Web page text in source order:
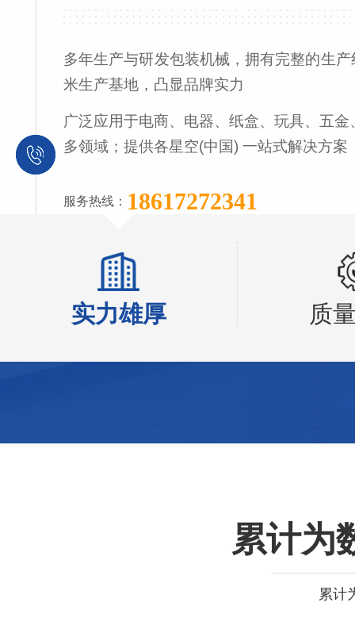
多年生产与研发包装机械，拥有完整的生
米生产基地，凸显品牌实力
广泛应用于电商、电器、纸盒、玩具、五金
多领域；提供各星空(中国) 一站式解决方案
服务热线： 18617272341
实力雄厚 质
累计为
累计